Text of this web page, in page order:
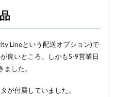
Lineという配送オプション)で
良いところ。しかも5-9営業日
した。
が付属していました。